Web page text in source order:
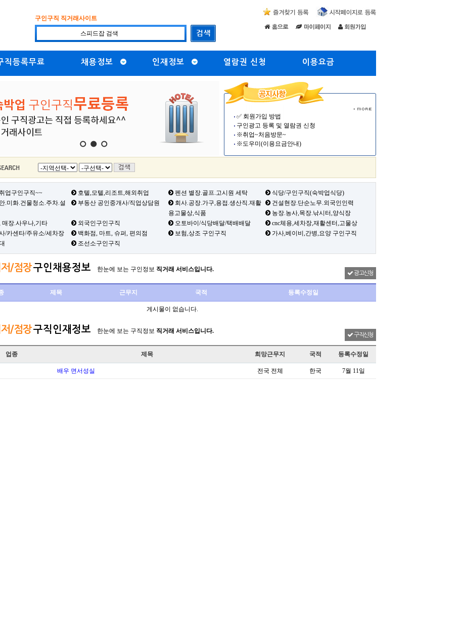
구인구직 직거래사이트
직등록무료 채용정보 인재정보 열람권 신청 이용요금
✅ 회원가입 방법
구인광고 등록 및 열람권 신청
※취업~처음방문~
※도우미(이용요금안내)
업구인구직~~ 호텔,모텔,리조트,해외취업 펜션 별장.골프.고시원 세탁
식당/구인구직(숙박업식당)
.미화.건물청소.주차.설
부동산 공인중개사/직업상담원
회사.공장.가구,용접.생산직.재활
용고물상,식품
건설현장.단순노무.외국인인력
농장.농사,목장.낚시터,양식장
장.사우나,기타
외국인구인구직 오토바이/식당배달/택배배달
cnc체용,세차장,재활센터,고물상
/카센타/주유소/세차장
백화점, 마트, 슈퍼, 편의점 보험,상조 구인구직
가사,베이비,간병,요양 구인구직
조선소구인구직
/점장구인채용정보 한눈에 보는 구인정보 직거래 서비스입니다.
광고신청
제목 근무지 국적 등록수정일
게시물이 없습니다.
/점장구직인재정보 한눈에 보는 구직정보 직거래 서비스입니다.
구직신청
업종 제목 희망근무지 국적 등록수정일
배우 면서성실 전국 전체 한국 7월 11일